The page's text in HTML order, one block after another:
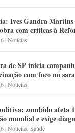
Ives Gandra
com críticas à
|Notícias
de SP inicia
com foco no
|Notícias
zumbido afeta
mundial e exige
|Notícias ,Saúde